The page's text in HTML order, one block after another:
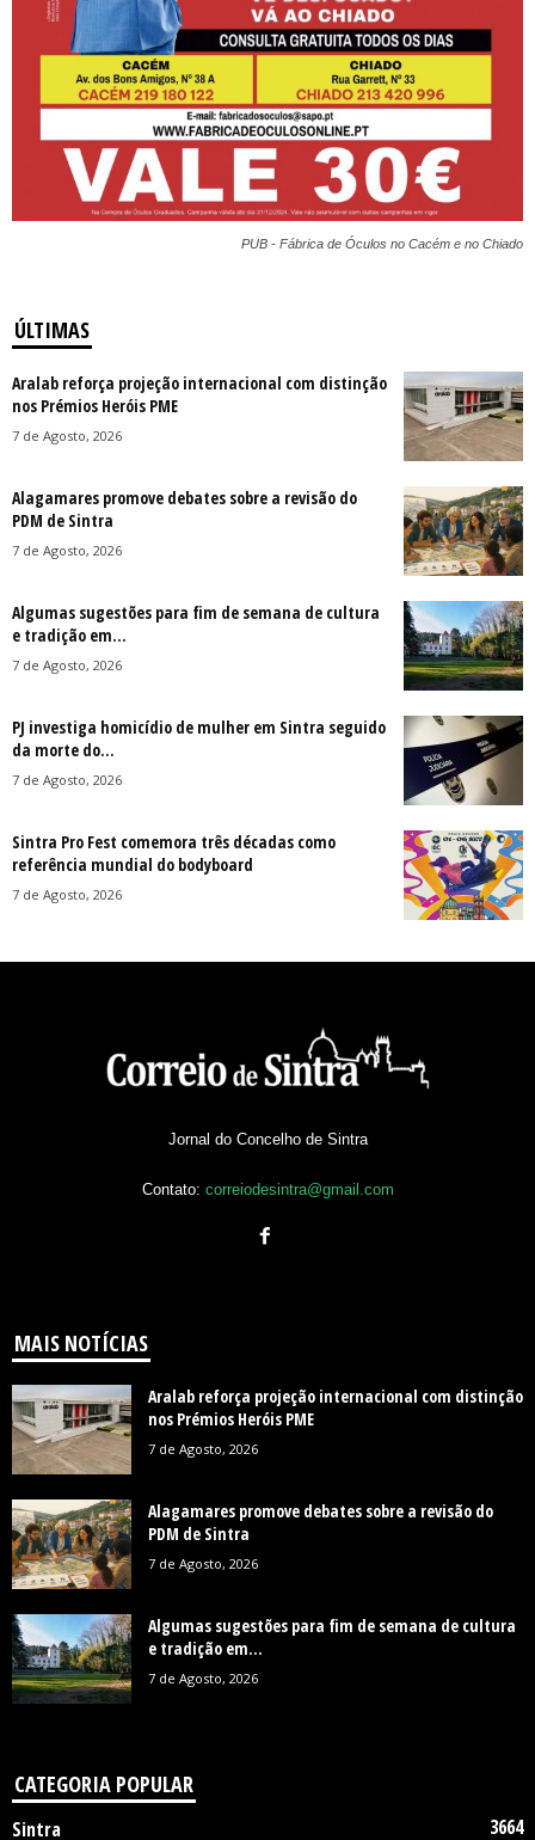
PUB - Fábrica de Óculos no Cacém e no Chiado
ÚLTIMAS
Aralab reforça projeção internacional com distinção
nos Prémios Heróis PME
7 de Agosto, 2026
Alagamares promove debates sobre a revisão do
PDM de Sintra
7 de Agosto, 2026
Algumas sugestões para fim de semana de cultura
e tradição em...
7 de Agosto, 2026
PJ investiga homicídio de mulher em Sintra seguido
da morte do...
7 de Agosto, 2026
Sintra Pro Fest comemora três décadas como
referência mundial do bodyboard
7 de Agosto, 2026
Jornal do Concelho de Sintra
Contato: correiodesintra@gmail.com
MAIS NOTÍCIAS
Aralab reforça projeção internacional com distinção
nos Prémios Heróis PME
7 de Agosto, 2026
Alagamares promove debates sobre a revisão do
PDM de Sintra
7 de Agosto, 2026
Algumas sugestões para fim de semana de cultura
e tradição em...
7 de Agosto, 2026
CATEGORIA POPULAR
Sintra 3664